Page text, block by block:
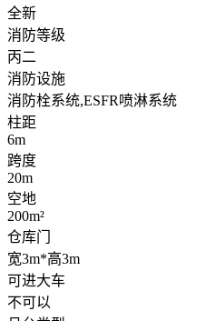
全新
消防等级
丙二
消防设施
消防栓系统,ESFR喷淋系统
柱距
6m
跨度
20m
空地
200m²
仓库门
宽3m*高3m
可进大车
不可以